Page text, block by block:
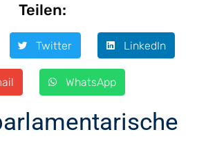
Teilen:
Twitter LinkedIn
WhatsApp